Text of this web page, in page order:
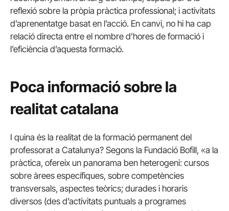
reflexió sobre la pròpia pràctica professional; i activitats
d’aprenentatge basat en l’acció. En canvi, no hi ha cap
relació directa entre el nombre d’hores de formació i
l’eficiència d’aquesta formació.
Poca informació sobre la
realitat catalana
I quina és la realitat de la formació permanent del
professorat a Catalunya? Segons la Fundació Bofill, «a la
pràctica, ofereix un panorama ben heterogeni: cursos
sobre àrees específiques, sobre competències
transversals, aspectes teòrics; durades i horaris
diversos (des d’activitats puntuals a programes